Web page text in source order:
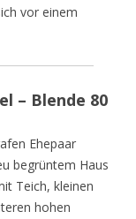
vor einem
– Blende 80
Ehepaar
begrüntem Haus
Teich, kleinen
hohen